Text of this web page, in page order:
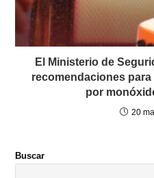
El Ministerio de
recomendaciones
por
20
Buscar